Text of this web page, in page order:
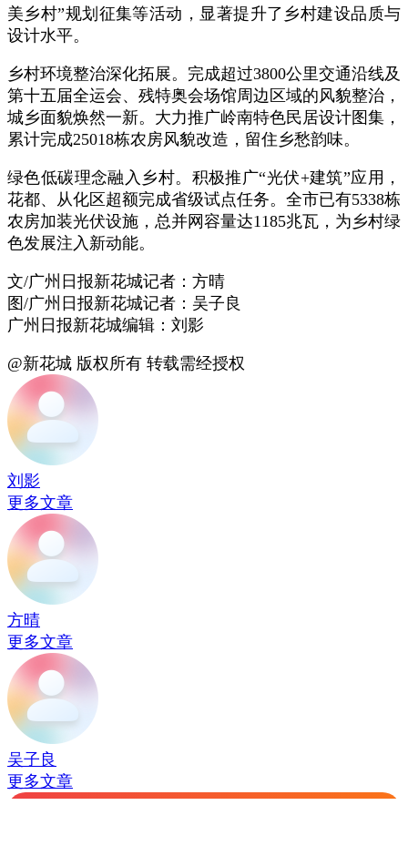
美乡村”规划征集等活动，显著提升了乡村建设品质与
设计水平。
乡村环境整治深化拓展。完成超过3800公里交通沿线及
第十五届全运会、残特奥会场馆周边区域的风貌整治，
城乡面貌焕然一新。大力推广岭南特色民居设计图集，
累计完成25018栋农房风貌改造，留住乡愁韵味。
绿色低碳理念融入乡村。积极推广“光伏+建筑”应用，
花都、从化区超额完成省级试点任务。全市已有5338栋
农房加装光伏设施，总并网容量达1185兆瓦，为乡村绿
色发展注入新动能。
文/广州日报新花城记者：方晴
图/广州日报新花城记者：吴子良
广州日报新花城编辑：刘影
@新花城 版权所有 转载需经授权
刘影
更多文章
方晴
更多文章
吴子良
更多文章